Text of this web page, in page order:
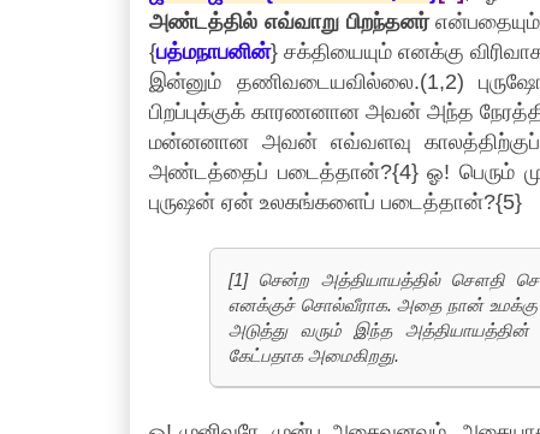
அண்டத்தில் எவ்வாறு பிறந்தனர்
{பத்மநாபனின்} சக்தியையும் எனக்கு
இன்னும் தணிவடையவில்லை.(1,2)
பிறப்புக்குக் காரணனான அவன் அந்த
மன்னனான அவன் எவ்வளவு காலத்திற்குப்
அண்டத்தைப் படைத்தான்?{4} ஓ! பெரும்
புருஷன் ஏன் உலகங்களைப் படைத்தான்?{5}
[1] சென்ற அத்தியாயத்தில் சௌதி
எனக்குச் சொல்வீராக. அதை நான் உமக்கு
அடுத்து வரும் இந்த
கேட்பதாக அமைகிறது.